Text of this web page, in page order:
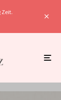
Zeit.